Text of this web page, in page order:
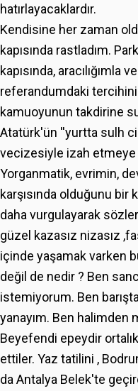
hatırlayacaklardır.
Kendisine her zaman
kapısında rastladım.
kapısında, aracılığımla
referandumdaki
kamuoyunun takdirine
Atatürk'ün ''yurtta sulh
vecizesiyle izah etmeye
Yorganmatik, evrimin,
karşısında olduğunu bir
daha vurgulayarak
güzel kazasız nizasız
içinde yaşamak varken
değil de nedir ? Ben
istemiyorum. Ben
yanayım. Ben halimden
Beyefendi epeydir
ettiler. Yaz tatilini ,
da Antalya Belek'te